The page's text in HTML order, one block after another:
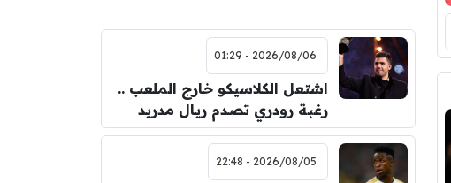
2026/08/06 - 01:29
اشتعل الكلاسيكو خارج الملعب ..
رغبة رودري تصدم ريال مدريد
2026/08/05 - 22:48